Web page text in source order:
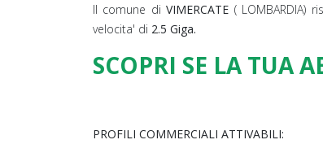
Il comune diVIMERCATE ( LOMBARDIA)
velocita' di 2.5 Giga.
SCOPRI SE LA TUA
PROFILI COMMERCIALI ATTIVABILI: